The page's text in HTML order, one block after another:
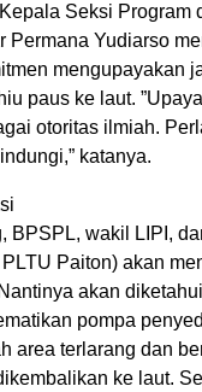
Seksi Program
Permana Yudiarso
mengupayakan
paus ke laut.
otoritas ilmiah.
katanya.
BPSPL, wakil LIPI,
Paiton) akan
akan
pompa
area terlarang dan
ke laut.